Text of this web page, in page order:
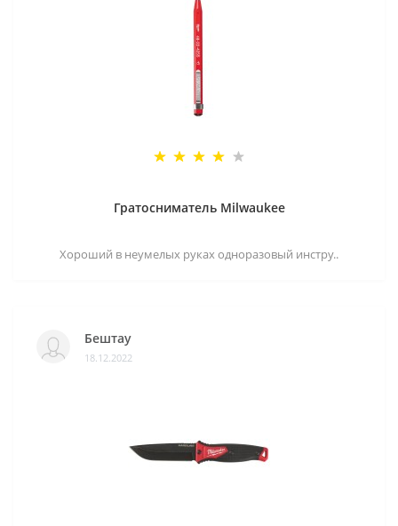
Гратосниматель Milwaukee
Хороший в неумелых руках одноразовый инстру..
Бештау
18.12.2022